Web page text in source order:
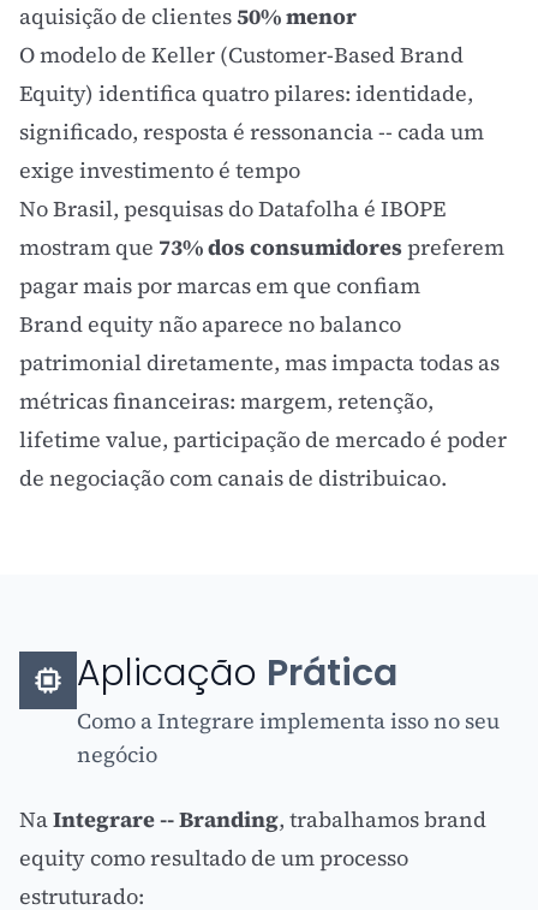
aquisição de clientes50% menor
O modelo de Keller (Customer-Based Brand
Equity) identifica quatro pilares: identidade,
significado, resposta é ressonancia -- cada um
exige investimento é tempo
No Brasil, pesquisas do Datafolha é IBOPE
mostram que 73% dos consumidores preferem
pagar mais por marcas em que confiam
Brand equity não aparece no balanco
patrimonial diretamente, mas impacta todas as
métricas financeiras: margem, retenção,
lifetime value, participação de mercado é poder
de negociação com canais de distribuicao.
Aplicação Prática
Como a Integrare implementa isso no seu
negócio
NaIntegrare -- Branding, trabalhamos brand
equity como resultado de um processo
estruturado: